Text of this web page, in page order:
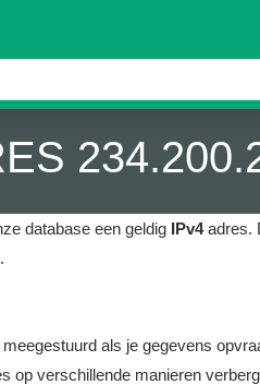
database een geldig IPv4adres.
als je gegevens
op verschillende manieren